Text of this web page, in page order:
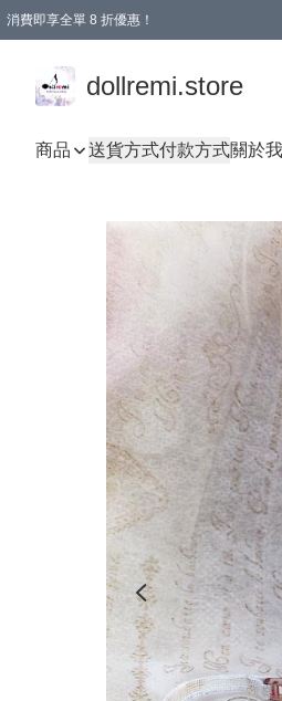
消費即享全單 8 折優惠！
dollremi.store
商品 送貨方式付款方式關於